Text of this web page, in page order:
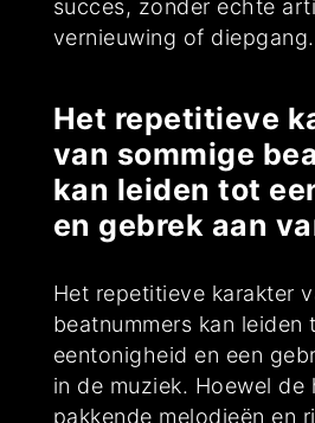
succes, zonder echte
vernieuwing of diepgang.
Het repetitieve
van sommige
kan leiden tot
en gebrek aan
Het repetitieve karakter
beatnummers kan leiden
eentonigheid en een
in de muziek. Hoewel de
pakkende melodieën en